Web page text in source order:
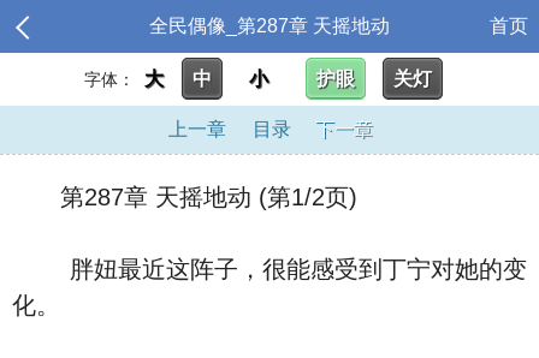
全民偶像_第287章 天摇地动 首页
字体： 大 中 小 护眼 关灯
上一章 目录 下一章
第287章 天摇地动 (第1/2页)
胖妞最近这阵子，很能感受到丁宁对她的变
化。